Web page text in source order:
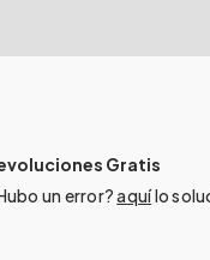
Gratis
un error?aquílo